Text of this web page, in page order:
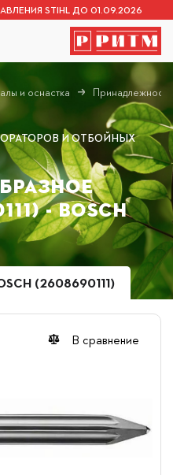
STIHL ДО 01.09.2026
и оснастка
И ОТБОЙНЫХ
- BOSCH
(2608690111)
В сравнение